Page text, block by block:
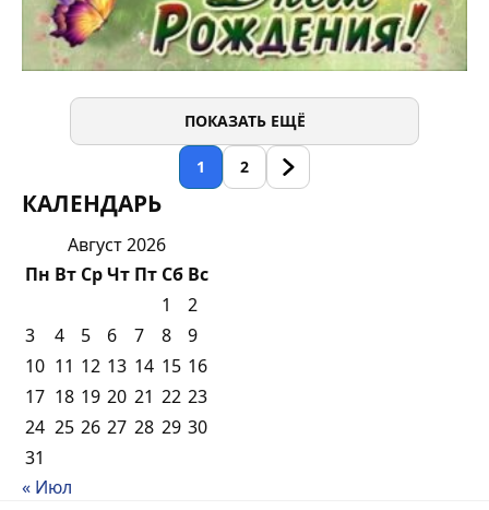
ПОКАЗАТЬ ЕЩЁ
1 2
КАЛЕНДАРЬ
Август 2026
Пн Вт СрЧт Пт Сб Вс
1
2
3
4 5 6 7 8
9
10 11 12 13 14 15 16
17 18 19 20 21 22 23
24 25 26 27 28 29 30
31
« Июл